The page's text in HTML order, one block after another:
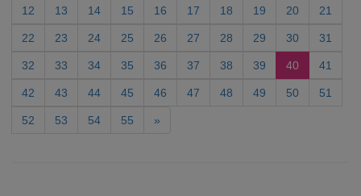
12 13 14 15 16 17 18 19 20 21
22 23 24 25 26 27 28 29 30 31
32 33 34 35 36 37 38 39 40 41
42 43 44 45 46 47 48 49 50 51
52 53 54 55 »